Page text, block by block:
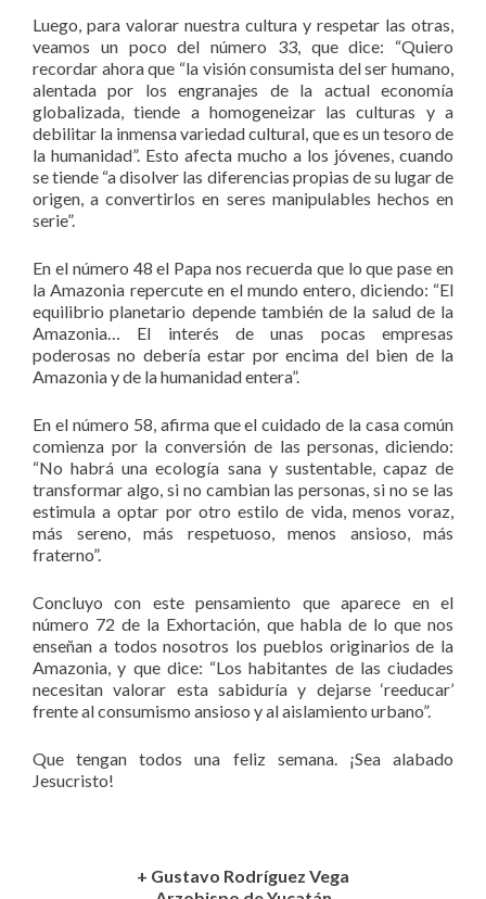
Luego, para valorar nuestra cultura y respetar las otras,
veamos un poco del número 33, que dice: “Quiero
recordar ahora que “la visión consumista del ser humano,
alentada por los engranajes de la actual economía
globalizada, tiende a homogeneizar las culturas y a
debilitar la inmensa variedad cultural, que es un tesoro de
la humanidad”. Esto afecta mucho a los jóvenes, cuando
se tiende “a disolver las diferencias propias de su lugar de
origen, a convertirlos en seres manipulables hechos en
serie”.
En el número 48 el Papa nos recuerda que lo que pase en
la Amazonia repercute en el mundo entero, diciendo: “El
equilibrio planetario depende también de la salud de la
Amazonia… El interés de unas pocas empresas
poderosas no debería estar por encima del bien de la
Amazonia y de la humanidad entera”.
En el número 58, afirma que el cuidado de la casa común
comienza por la conversión de las personas, diciendo:
“No habrá una ecología sana y sustentable, capaz de
transformar algo, si no cambian las personas, si no se las
estimula a optar por otro estilo de vida, menos voraz,
más sereno, más respetuoso, menos ansioso, más
fraterno”.
Concluyo con este pensamiento que aparece en el
número 72 de la Exhortación, que habla de lo que nos
enseñan a todos nosotros los pueblos originarios de la
Amazonia, y que dice: “Los habitantes de las ciudades
necesitan valorar esta sabiduría y dejarse ‘reeducar’
frente al consumismo ansioso y al aislamiento urbano”.
Que tengan todos una feliz semana. ¡Sea alabado
Jesucristo!
+ Gustavo Rodríguez Vega